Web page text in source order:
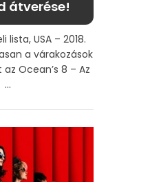
átverése!
lista, USA – 2018.
a várakozások
Ocean’s 8 – Az
...